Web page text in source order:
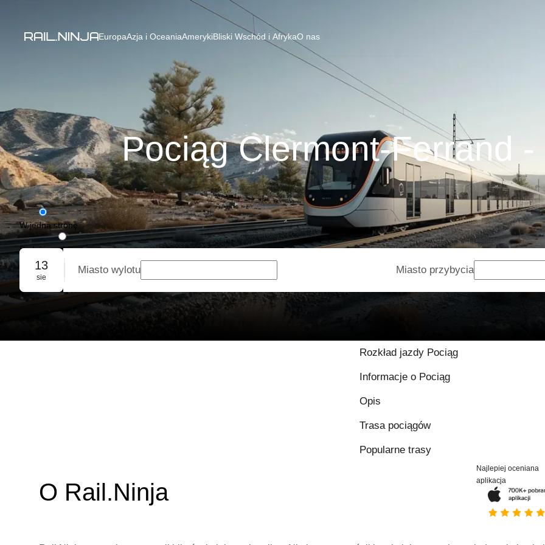
EuropaAzja i OceaniaAmerykiBliski Wschód i AfrykaO nas
Pociąg Clermont-Ferrand
W jedną stronę
Podróż w obie strony
Rezerwacja grupowa
13
sie
Miasto wylotu Miasto przybycia
Rozkład jazdy Pociąg
Informacje o Pociąg
Opis
Trasa pociągów
Popularne trasy
O Rail.Ninja
Najlepiej oceniana
aplikacja